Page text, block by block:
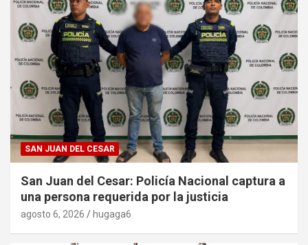
SAN JUAN DEL CESAR
San Juan del Cesar: Policía Nacional captura a
una persona requerida por la justicia
agosto 6, 2026 hugaga6